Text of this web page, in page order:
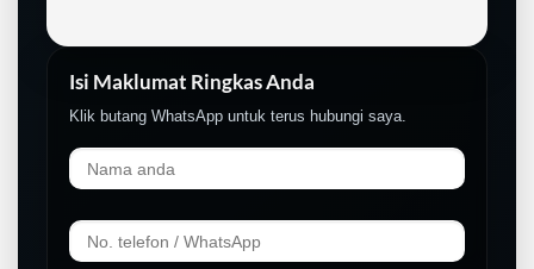
LIVE
Isi Maklumat Ringkas Anda
Klik butang WhatsApp untuk terus hubungi saya.